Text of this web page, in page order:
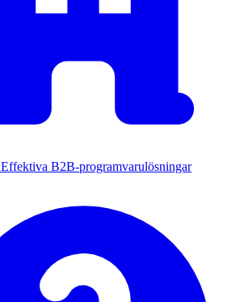
Effektiva B2B-programvarulösningar